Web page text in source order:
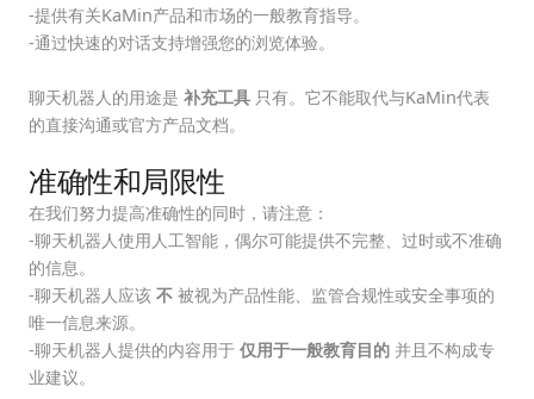
-提供有关KaMin产品和市场的一般教育指导。
-通过快速的对话支持增强您的浏览体验。
聊天机器人的用途是 补充工具 只有。它不能取代与KaMin代表
的直接沟通或官方产品文档。
准确性和局限性
在我们努力提高准确性的同时，请注意：
-聊天机器人使用人工智能，偶尔可能提供不完整、过时或不准确
的信息。
-聊天机器人应该 不 被视为产品性能、监管合规性或安全事项的
唯一信息来源。
-聊天机器人提供的内容用于 仅用于一般教育目的 并且不构成专
业建议。